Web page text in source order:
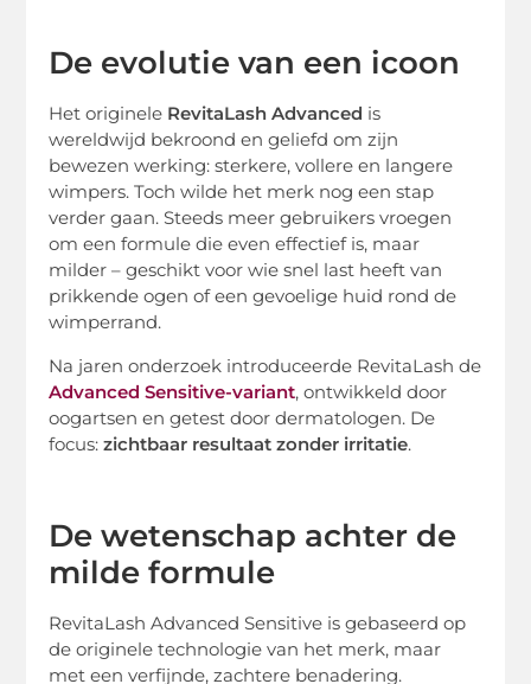
De evolutie van een icoon
Het originele RevitaLash Advanced is
wereldwijd bekroond en geliefd om zijn
bewezen werking: sterkere, vollere en langere
wimpers. Toch wilde het merk nog een stap
verder gaan. Steeds meer gebruikers vroegen
om een formule die even effectief is, maar
milder – geschikt voor wie snel last heeft van
prikkende ogen of een gevoelige huid rond de
wimperrand.
Na jaren onderzoek introduceerde RevitaLash de
Advanced Sensitive-variant, ontwikkeld door
oogartsen en getest door dermatologen. De
focus:zichtbaar resultaat zonder irritatie.
De wetenschap achter de
milde formule
RevitaLash Advanced Sensitive is gebaseerd op
de originele technologie van het merk, maar
met een verfijnde, zachtere benadering.